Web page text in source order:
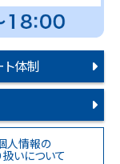
ト体制
人情報の
いについて